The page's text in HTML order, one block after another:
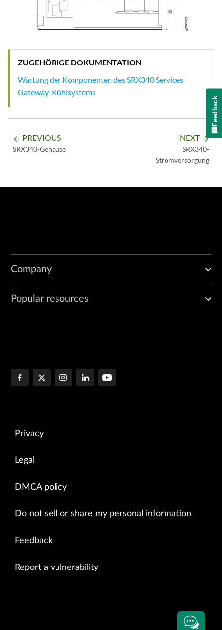
ZUGEHÖRIGE DOKUMENTATION
Wartung der Komponenten des SRX340 Services
Gateway-Kühlsystems
arrow_backward PREVIOUS
SRX340-Gehäuse
NEXT arrow_forward
SRX340-
Stromversorgung
Company
Popular resources
Privacy
Legal
DMCA policy
Do not sell or share my personal information
Feedback
Report a vulnerability
Feedback